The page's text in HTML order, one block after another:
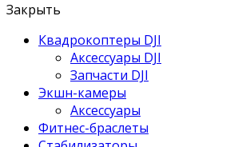
Закрыть
Квадрокоптеры DJI
Аксессуары DJI
Запчасти DJI
Экшн-камеры
Аксессуары
Фитнес-браслеты